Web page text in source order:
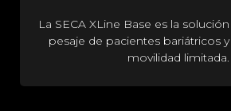
La SECA XLine Base es la
pesaje de pacientes bariátricos
movilidad limitada.